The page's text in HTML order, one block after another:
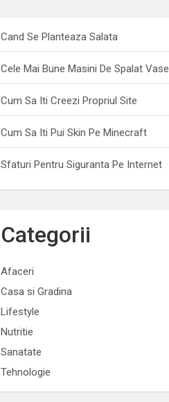
Cand Se Planteaza Salata
Cele Mai Bune Masini De Spalat Vase
Cum Sa Iti Creezi Propriul Site
Cum Sa Iti Pui Skin Pe Minecraft
Sfaturi Pentru Siguranta Pe Internet
Categorii
Afaceri
Casa si Gradina
Lifestyle
Nutritie
Sanatate
Tehnologie